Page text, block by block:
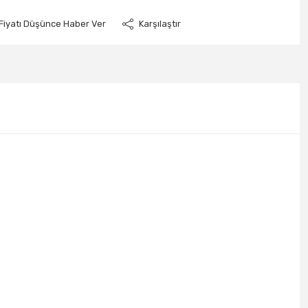
Düşünce Haber Ver Karşılaştır